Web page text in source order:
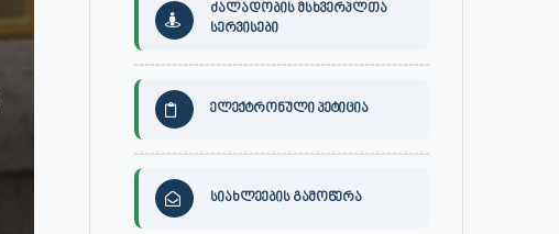
ძალადობის მსხვერპლთა
სერვისები
ელექტრონული პეტიცია
სიახლეების გამოწერა